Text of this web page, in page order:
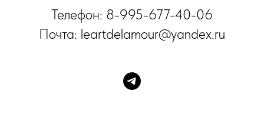
Телефон: 8-995-677-40-06
Почта: leartdelamour@yandex.ru